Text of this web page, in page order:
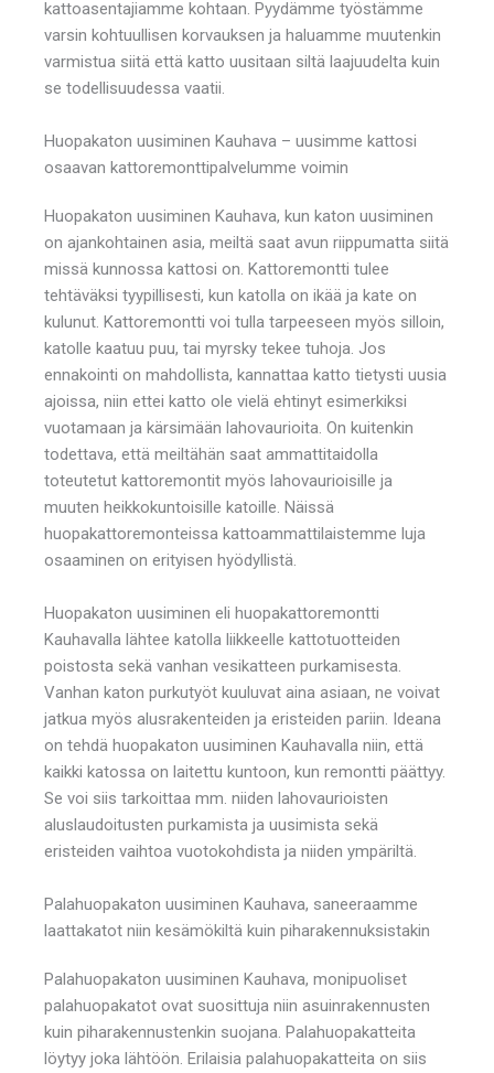
kattoasentajiamme kohtaan. Pyydämme työstämme
varsin kohtuullisen korvauksen ja haluamme muutenkin
varmistua siitä että katto uusitaan siltä laajuudelta kuin
se todellisuudessa vaatii.
Huopakaton uusiminen Kauhava – uusimme kattosi
osaavan kattoremonttipalvelumme voimin
Huopakaton uusiminen Kauhava, kun katon uusiminen
on ajankohtainen asia, meiltä saat avun riippumatta siitä
missä kunnossa kattosi on. Kattoremontti tulee
tehtäväksi tyypillisesti, kun katolla on ikää ja kate on
kulunut. Kattoremontti voi tulla tarpeeseen myös silloin,
katolle kaatuu puu, tai myrsky tekee tuhoja. Jos
ennakointi on mahdollista, kannattaa katto tietysti uusia
ajoissa, niin ettei katto ole vielä ehtinyt esimerkiksi
vuotamaan ja kärsimään lahovaurioita. On kuitenkin
todettava, että meiltähän saat ammattitaidolla
toteutetut kattoremontit myös lahovaurioisille ja
muuten heikkokuntoisille katoille. Näissä
huopakattoremonteissa kattoammattilaistemme luja
osaaminen on erityisen hyödyllistä.
Huopakaton uusiminen eli huopakattoremontti
Kauhavalla lähtee katolla liikkeelle kattotuotteiden
poistosta sekä vanhan vesikatteen purkamisesta.
Vanhan katon purkutyöt kuuluvat aina asiaan, ne voivat
jatkua myös alusrakenteiden ja eristeiden pariin. Ideana
on tehdä huopakaton uusiminen Kauhavalla niin, että
kaikki katossa on laitettu kuntoon, kun remontti päättyy.
Se voi siis tarkoittaa mm. niiden lahovaurioisten
aluslaudoitusten purkamista ja uusimista sekä
eristeiden vaihtoa vuotokohdista ja niiden ympäriltä.
Palahuopakaton uusiminen Kauhava, saneeraamme
laattakatot niin kesämökiltä kuin piharakennuksistakin
Palahuopakaton uusiminen Kauhava, monipuoliset
palahuopakatot ovat suosittuja niin asuinrakennusten
kuin piharakennustenkin suojana. Palahuopakatteita
löytyy joka lähtöön. Erilaisia palahuopakatteita on siis